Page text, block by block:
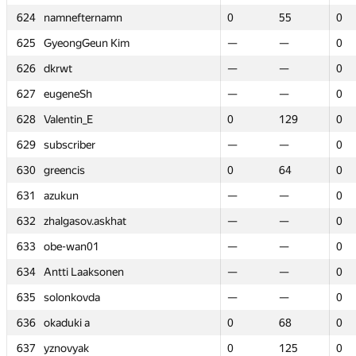
624
namnefternamn 0 55
0
625
GyeongGeun Kim — —
0
626
dkrwt — —
0
627
eugeneSh — —
0
628
Valentin_E 0 129
0
629
subscriber — —
0
630
greencis 0 64
0
631
azukun — —
0
632
zhalgasov.askhat — —
0
633
obe-wan01 — —
0
634
Antti Laaksonen — —
0
635
solonkovda — —
0
636
okaduki a 0 68
0
637
yznovyak 0 125
0
624
namnefternamn 0 55
0
625
GyeongGeun Kim — —
0
626
dkrwt — —
0
627
eugeneSh — —
0
628
Valentin_E 0 129
0
629
subscriber — —
0
630
greencis 0 64
0
631
azukun — —
0
632
zhalgasov.askhat — —
0
633
obe-wan01 — —
0
634
Antti Laaksonen — —
0
635
solonkovda — —
0
636
okaduki a 0 68
0
637
yznovyak 0 125
0